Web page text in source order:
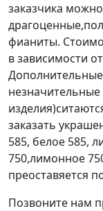
заказчика
фианиты.
в зависимости
заказать
585, белое 585,
750,лимонное
преоставяется
Позвоните нам